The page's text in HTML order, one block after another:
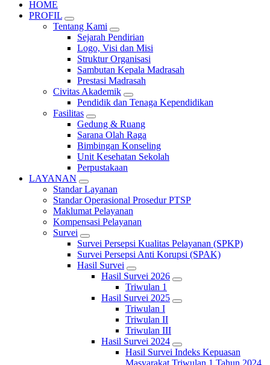
HOME
PROFIL
Tentang Kami
Sejarah Pendirian
Logo, Visi dan Misi
Struktur Organisasi
Sambutan Kepala Madrasah
Prestasi Madrasah
Civitas Akademik
Pendidik dan Tenaga Kependidikan
Fasilitas
Gedung & Ruang
Sarana Olah Raga
Bimbingan Konseling
Unit Kesehatan Sekolah
Perpustakaan
LAYANAN
Standar Layanan
Standar Operasional Prosedur PTSP
Maklumat Pelayanan
Kompensasi Pelayanan
Survei
Survei Persepsi Kualitas Pelayanan (SPKP)
Survei Persepsi Anti Korupsi (SPAK)
Hasil Survei
Hasil Survei 2026
Triwulan 1
Hasil Survei 2025
Triwulan I
Triwulan II
Triwulan III
Hasil Survei 2024
Hasil Survei Indeks Kepuasan
Masyarakat Triwulan 1 Tahun 2024